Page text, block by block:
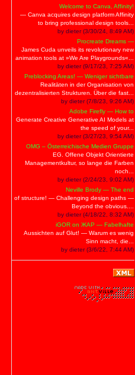
Welcome to Canva, Affinity!
— Canva acquires design platform Affinity
to bring professional design tools...
by dieter (3/30/24, 8:49 AM)
Procreate Dreams —
James Cuda unveils its revolutionary new
animation tools at »We Are Playgrounds«...
by dieter (9/17/23, 7:25 AM)
Preblocking Areas! — Weniger sichtbare
Realitäten in der Organisation von
dezentralisierten Strukturen. Über die fast...
by dieter (7/8/23, 9:26 AM)
Adobe Firefly — How to
Generate Creative Generative AI Models at
the speed of your...
by dieter (3/27/23, 9:54 AM)
OMG – Österreichische Medien Gruppe
EG. Offene Objekt Orientierte
Managementkultur, so lange die Farben
noch...
by dieter (2/24/23, 9:02 AM)
Neville Brody — The end
of structure! — Challenging design paths —
Beyond the obvious....
by dieter (4/18/22, 8:32 AM)
iGOR on ЖAP — Fabelhafte
Aussichten auf Glut! — Warum es wenig
Sinn macht, die...
by dieter (3/6/22, 7:44 AM)